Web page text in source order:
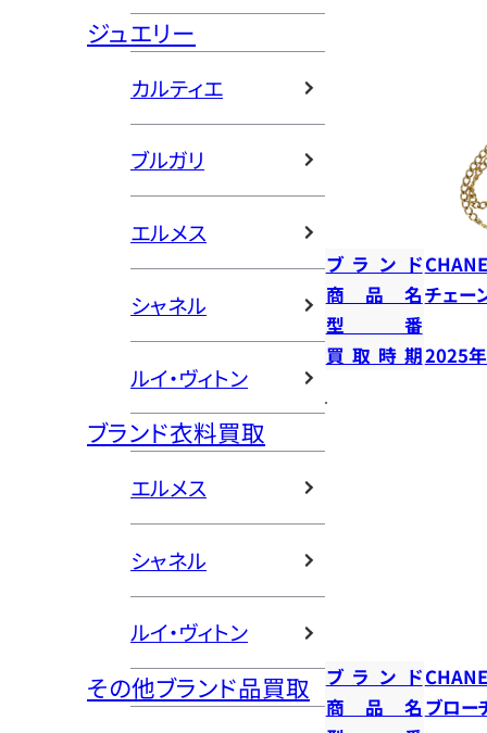
ジュエリー
カルティエ
ブルガリ
エルメス
シャネル
ルイ・ヴィトン
ブランド衣料買取
エルメス
シャネル
ルイ・ヴィトン
その他ブランド品買取
ブランド
商品名チェー
型番
買取時期2025
ブランド
商品名 ブロー